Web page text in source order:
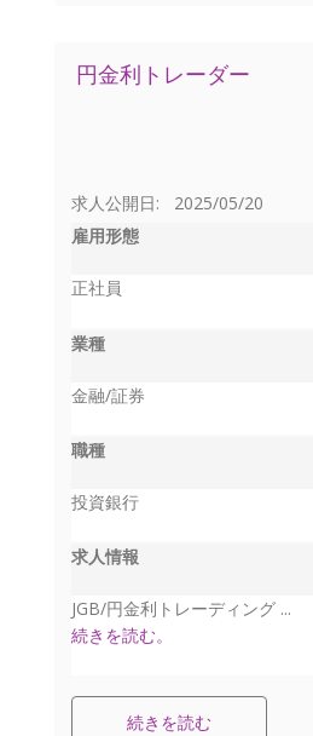
円金利トレーダー
求人公開日: 2025/05/20
雇用形態
正社員
業種
金融/証券
職種
投資銀行
求人情報
JGB/円金利トレーディング ...
続きを読む。
続きを読む